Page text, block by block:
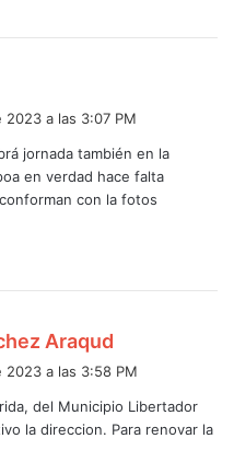
a las 3:07 PM
jornada también en la
en verdad hace falta
con la fotos
Araqud
e
:
a las 3:58 PM
del Municipio Libertador
la direccion. Para renovar la